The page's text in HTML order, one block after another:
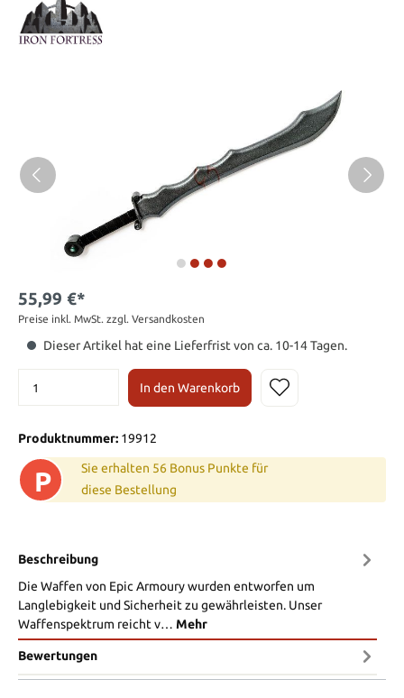
55,99 €*
Preise inkl. MwSt. zzgl. Versandkosten
Dieser Artikel hat eine Lieferfrist von ca. 10-14 Tagen.
In den Warenkorb
Produktnummer: 19912
P
Sie erhalten 56 Bonus Punkte für
diese Bestellung
Beschreibung
Die Waffen von Epic Armoury wurden entworfen um
Langlebigkeit und Sicherheit zu gewährleisten. Unser
Waffenspektrum reicht v… Mehr
Bewertungen